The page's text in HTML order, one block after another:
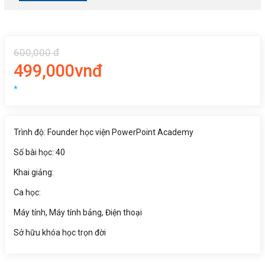
600,000 đ
499,000vnđ
*
Trình độ: Founder học viện PowerPoint Academy
Số bài học: 40
Khai giảng:
Ca học:
Máy tính, Máy tính bảng, Điện thoại
Sở hữu khóa học trọn đời